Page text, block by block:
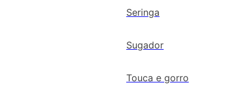
Seringa
Sugador
Touca e gorro